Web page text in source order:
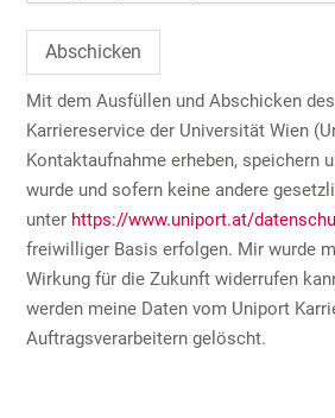
Abschicken
Mit dem Ausfüllen und Abschicken
Karriereservice der Universität Wien
Kontaktaufnahme erheben, speichern
wurde und sofern keine andere
unter https://www.uniport.at/
freiwilliger Basis erfolgen. Mir wurde
Wirkung für die Zukunft widerrufen
werden meine Daten vom Uniport
Auftragsverarbeitern gelöscht.